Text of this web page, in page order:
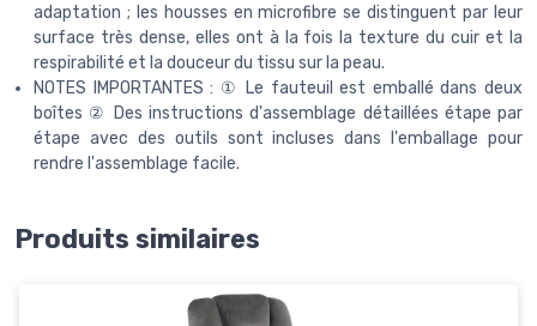
adaptation ; les housses en microfibre se distinguent par leur
surface très dense, elles ont à la fois la texture du cuir et la
respirabilité et la douceur du tissu sur la peau.
NOTES IMPORTANTES : ① Le fauteuil est emballé dans deux
boîtes ② Des instructions d'assemblage détaillées étape par
étape avec des outils sont incluses dans l'emballage pour
rendre l'assemblage facile.
Produits similaires